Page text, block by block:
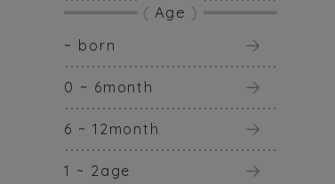
Age
~ born
0 ~ 6month
6 ~ 12month
1 ~ 2age